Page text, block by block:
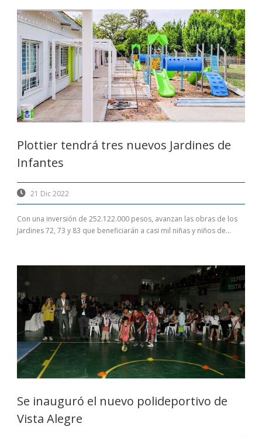
Plottier tendrá tres nuevos Jardines de
Infantes
21 Dic 2022
Con una inversión de 252.122.000 pesos, avanzan las obras de los
Jardines 72, 73 y 83 que beneficiarán a casi mil niñas y niños de...
Se inauguró el nuevo polideportivo de
Vista Alegre